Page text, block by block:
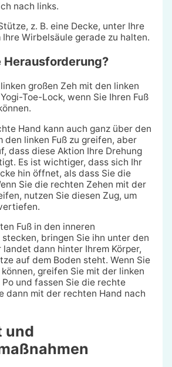
nach links.
z. B. eine Decke, unter Ihre
Ihre Wirbelsäule gerade zu halten.
Herausforderung?
großen Zeh mit den linken
Toe-Lock, wenn Sie Ihren Fuß
Hand kann auch ganz über den
den linken Fuß zu greifen, aber
dass diese Aktion Ihre Drehung
Es ist wichtiger, dass sich Ihr
hin öffnet, als dass Sie die
Sie die rechten Zehen mit der
nutzen Sie diesen Zug, um
Fuß in den inneren
bringen Sie ihn unter den
landet dann hinter Ihrem Körper,
auf dem Boden steht. Wenn Sie
greifen Sie mit der linken
und fassen Sie die rechte
dann mit der rechten Hand nach
und